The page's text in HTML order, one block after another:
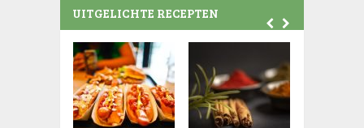
UITGELICHTE RECEPTEN